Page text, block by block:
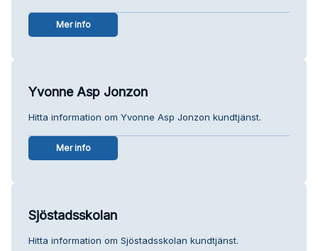
Mer info
Yvonne Asp Jonzon
Hitta information om Yvonne Asp Jonzon kundtjänst.
Mer info
Sjöstadsskolan
Hitta information om Sjöstadsskolan kundtjänst.